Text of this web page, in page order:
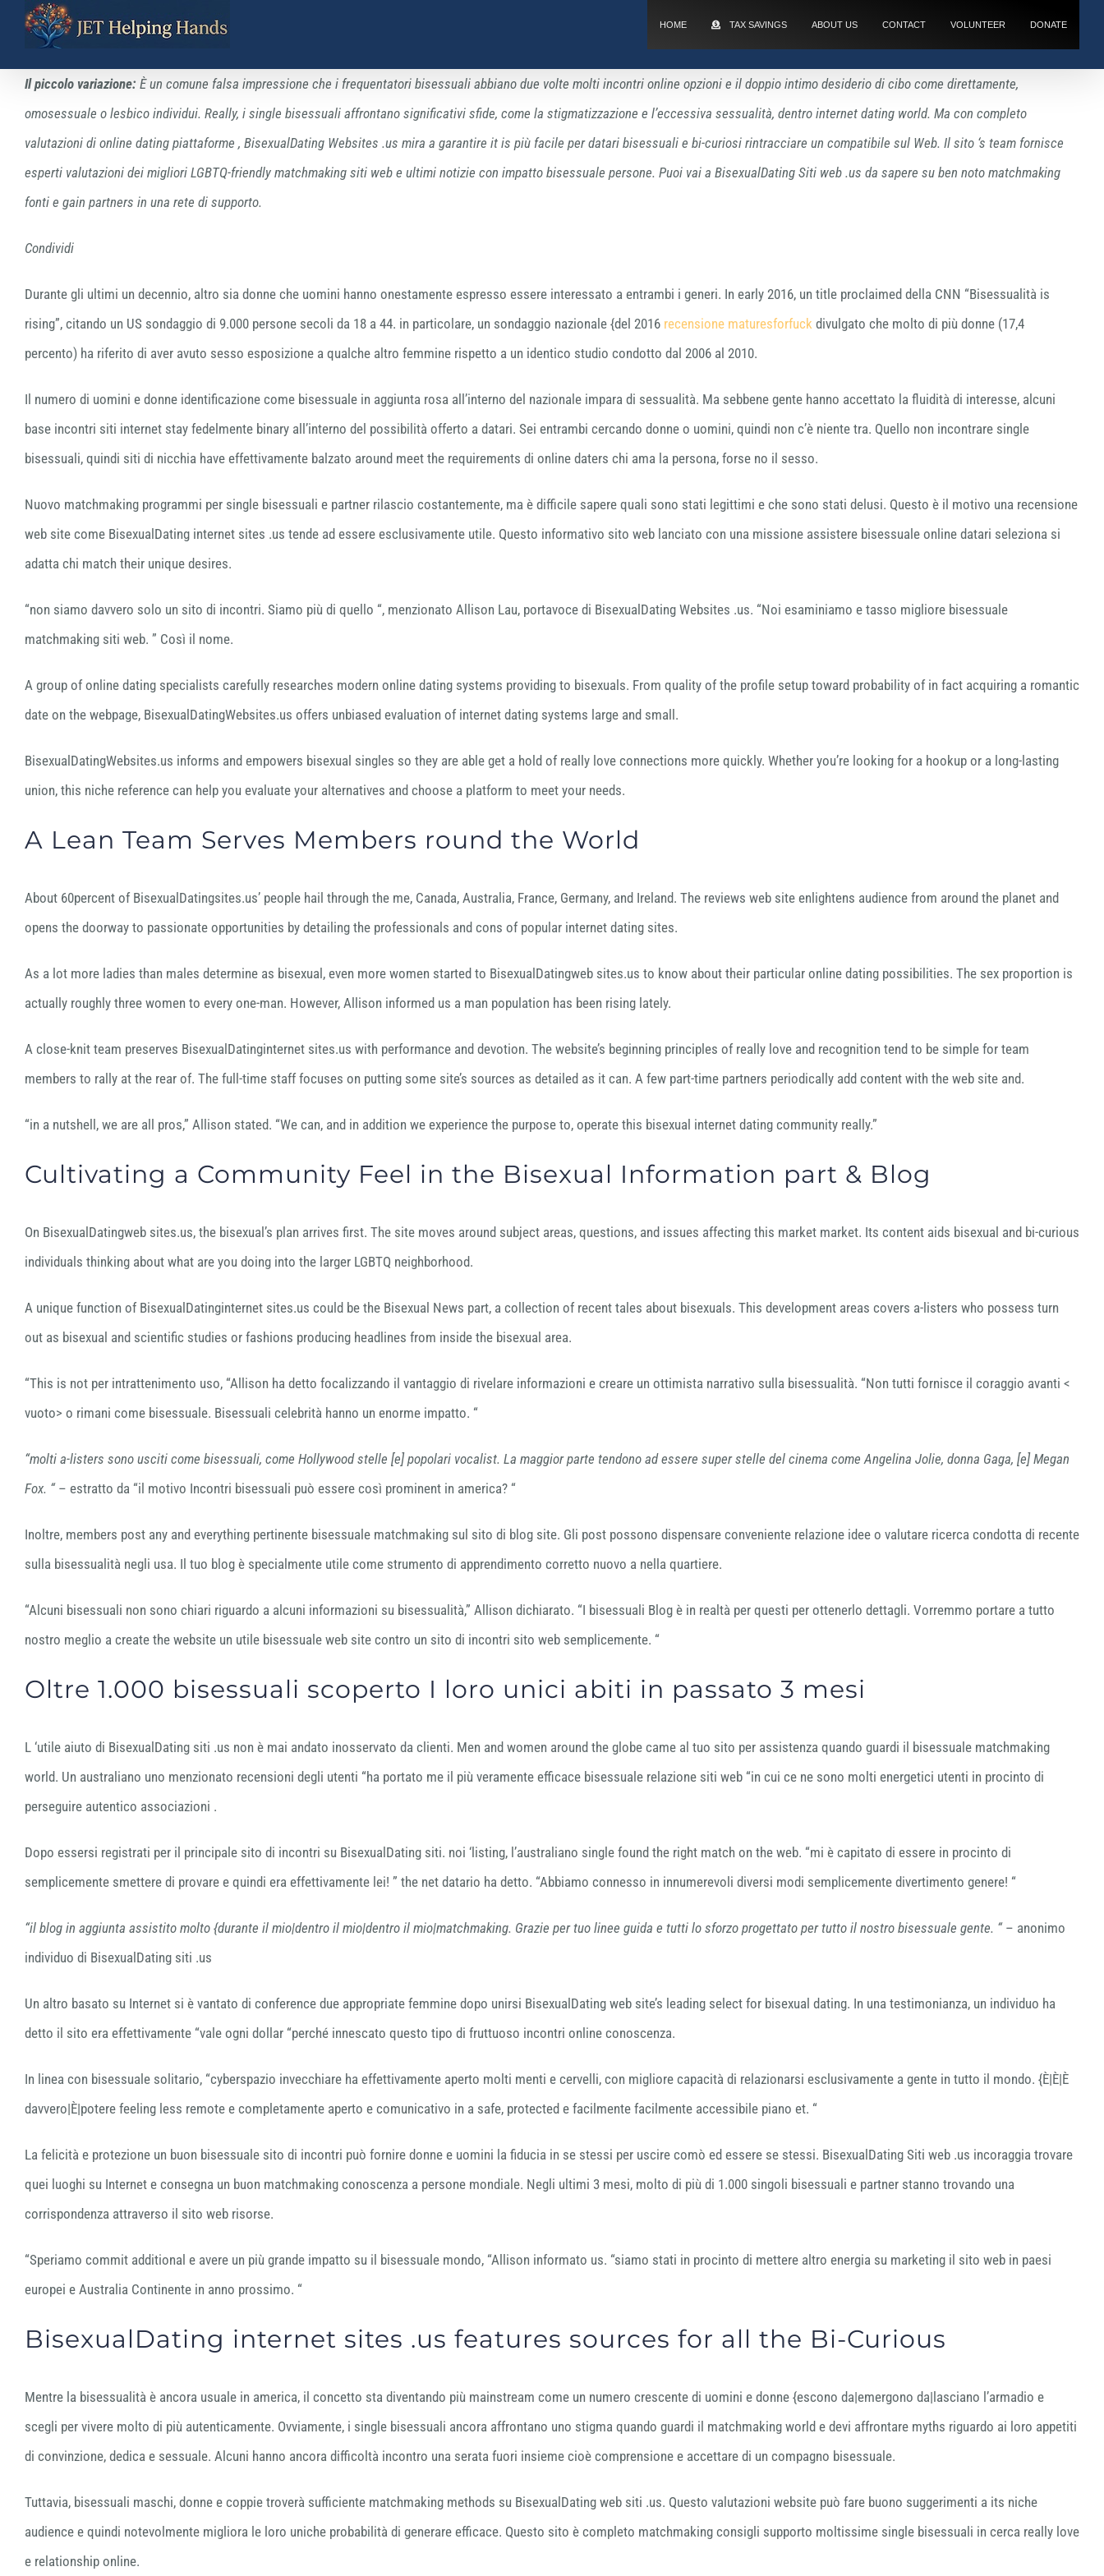
content
HOME TAX SAVINGS ABOUT US CONTACT VOLUNTEER DONATE
Il piccolo variazione: È un comune falsa impressione che i frequentatori bisessuali abbiano due volte molti incontri online opzioni e il doppio intimo desiderio di cibo come direttamente,
omosessuale o lesbico individui. Really, i single bisessuali affrontano significativi sfide, come la stigmatizzazione e l’eccessiva sessualità, dentro internet dating world. Ma con completo
valutazioni di online dating piattaforme , BisexualDating Websites .us mira a garantire it is più facile per datari bisessuali e bi-curiosi rintracciare un compatibile sul Web. Il sito ‘s team fornisce
esperti valutazioni dei migliori LGBTQ-friendly matchmaking siti web e ultimi notizie con impatto bisessuale persone. Puoi vai a BisexualDating Siti web .us da sapere su ben noto matchmaking
fonti e gain partners in una rete di supporto.
Condividi
Durante gli ultimi un decennio, altro sia donne che uomini hanno onestamente espresso essere interessato a entrambi i generi. In early 2016, un title proclaimed della CNN “Bisessualità is
rising”, citando un US sondaggio di 9.000 persone secoli da 18 a 44. in particolare, un sondaggio nazionale {del 2016 recensione maturesforfuck divulgato che molto di più donne (17,4
percento) ha riferito di aver avuto sesso esposizione a qualche altro femmine rispetto a un identico studio condotto dal 2006 al 2010.
Il numero di uomini e donne identificazione come bisessuale in aggiunta rosa all’interno del nazionale impara di sessualità. Ma sebbene gente hanno accettato la fluidità di interesse, alcuni
base incontri siti internet stay fedelmente binary all’interno del possibilità offerto a datari. Sei entrambi cercando donne o uomini, quindi non c’è niente tra. Quello non incontrare single
bisessuali, quindi siti di nicchia have effettivamente balzato around meet the requirements di online daters chi ama la persona, forse no il sesso.
Nuovo matchmaking programmi per single bisessuali e partner rilascio costantemente, ma è difficile sapere quali sono stati legittimi e che sono stati delusi. Questo è il motivo una recensione
web site come BisexualDating internet sites .us tende ad essere esclusivamente utile. Questo informativo sito web lanciato con una missione assistere bisessuale online datari seleziona si
adatta chi match their unique desires.
“non siamo davvero solo un sito di incontri. Siamo più di quello “, menzionato Allison Lau, portavoce di BisexualDating Websites .us. “Noi esaminiamo e tasso migliore bisessuale
matchmaking siti web. ” Così il nome.
A group of online dating specialists carefully researches modern online dating systems providing to bisexuals. From quality of the profile setup toward probability of in fact acquiring a romantic
date on the webpage, BisexualDatingWebsites.us offers unbiased evaluation of internet dating systems large and small.
BisexualDatingWebsites.us informs and empowers bisexual singles so they are able get a hold of really love connections more quickly. Whether you’re looking for a hookup or a long-lasting
union, this niche reference can help you evaluate your alternatives and choose a platform to meet your needs.
A Lean Team Serves Members round the World
About 60percent of BisexualDatingsites.us’ people hail through the me, Canada, Australia, France, Germany, and Ireland. The reviews web site enlightens audience from around the planet and
opens the doorway to passionate opportunities by detailing the professionals and cons of popular internet dating sites.
As a lot more ladies than males determine as bisexual, even more women started to BisexualDatingweb sites.us to know about their particular online dating possibilities. The sex proportion is
actually roughly three women to every one-man. However, Allison informed us a man population has been rising lately.
A close-knit team preserves BisexualDatinginternet sites.us with performance and devotion. The website’s beginning principles of really love and recognition tend to be simple for team
members to rally at the rear of. The full-time staff focuses on putting some site’s sources as detailed as it can. A few part-time partners periodically add content with the web site and.
“in a nutshell, we are all pros,” Allison stated. “We can, and in addition we experience the purpose to, operate this bisexual internet dating community really.”
Cultivating a Community Feel in the Bisexual Information part & Blog
On BisexualDatingweb sites.us, the bisexual’s plan arrives first. The site moves around subject areas, questions, and issues affecting this market market. Its content aids bisexual and bi-curious
individuals thinking about what are you doing into the larger LGBTQ neighborhood.
A unique function of BisexualDatinginternet sites.us could be the Bisexual News part, a collection of recent tales about bisexuals. This development areas covers a-listers who possess turn
out as bisexual and scientific studies or fashions producing headlines from inside the bisexual area.
“This is not per intrattenimento uso, “Allison ha detto focalizzando il vantaggio di rivelare informazioni e creare un ottimista narrativo sulla bisessualità. “Non tutti fornisce il coraggio avanti <
vuoto> o rimani come bisessuale. Bisessuali celebrità hanno un enorme impatto. “
“molti a-listers sono usciti come bisessuali, come Hollywood stelle [e] popolari vocalist. La maggior parte tendono ad essere super stelle del cinema come Angelina Jolie, donna Gaga, [e] Megan
Fox. “– estratto da “il motivo Incontri bisessuali può essere così prominent in america? “
Inoltre, members post any and everything pertinente bisessuale matchmaking sul sito di blog site. Gli post possono dispensare conveniente relazione idee o valutare ricerca condotta di recente
sulla bisessualità negli usa. Il tuo blog è specialmente utile come strumento di apprendimento corretto nuovo a nella quartiere.
“Alcuni bisessuali non sono chiari riguardo a alcuni informazioni su bisessualità,” Allison dichiarato. “I bisessuali Blog è in realtà per questi per ottenerlo dettagli. Vorremmo portare a tutto
nostro meglio a create the website un utile bisessuale web site contro un sito di incontri sito web semplicemente. “
Oltre 1.000 bisessuali scoperto I loro unici abiti in passato 3 mesi
L ‘utile aiuto di BisexualDating siti .us non è mai andato inosservato da clienti. Men and women around the globe came al tuo sito per assistenza quando guardi il bisessuale matchmaking
world. Un australiano uno menzionato recensioni degli utenti “ha portato me il più veramente efficace bisessuale relazione siti web “in cui ce ne sono molti energetici utenti in procinto di
perseguire autentico associazioni .
Dopo essersi registrati per il principale sito di incontri su BisexualDating siti. noi ‘listing, ​​l’australiano single found the right match on the web. “mi è capitato di essere in procinto di
semplicemente smettere di provare e quindi era effettivamente lei! ” the net datario ha detto. “Abbiamo connesso in innumerevoli diversi modi semplicemente divertimento genere! “
“il blog in aggiunta assistito molto {durante il mio|dentro il mio|dentro il mio|matchmaking. Grazie per tuo linee guida e tutti lo sforzo progettato per tutto il nostro bisessuale gente. “– anonimo
individuo di BisexualDating siti .us
Un altro basato su Internet si è vantato di conference due appropriate femmine dopo unirsi BisexualDating web site’s leading select for bisexual dating. In una testimonianza, un individuo ha
detto il sito era effettivamente “vale ogni dollar “perché innescato questo tipo di fruttuoso incontri online conoscenza.
In linea con bisessuale solitario, “cyberspazio invecchiare ha effettivamente aperto molti menti e cervelli, con migliore capacità di relazionarsi esclusivamente a gente in tutto il mondo. {È|È|È
davvero|È|potere feeling less remote e completamente aperto e comunicativo in a safe, protected e facilmente facilmente accessibile piano et. “
La felicità e protezione un buon bisessuale sito di incontri può fornire donne e uomini la fiducia in se stessi per uscire comò ed essere se stessi. BisexualDating Siti web .us incoraggia trovare
quei luoghi su Internet e consegna un buon matchmaking conoscenza a persone mondiale. Negli ultimi 3 mesi, molto di più di 1.000 singoli bisessuali e partner stanno trovando una
corrispondenza attraverso il sito web risorse.
“Speriamo commit additional e avere un più grande impatto su il bisessuale mondo, “Allison informato us. “siamo stati in procinto di mettere altro energia su marketing il sito web in paesi
europei e Australia Continente in anno prossimo. “
BisexualDating internet sites .us features sources for all the Bi-Curious
Mentre la bisessualità è ancora usuale in america, il concetto sta diventando più mainstream come un numero crescente di uomini e donne {escono da|emergono da|lasciano l’armadio e
scegli per vivere molto di più autenticamente. Ovviamente, i single bisessuali ancora affrontano uno stigma quando guardi il matchmaking world e devi affrontare myths riguardo ai loro appetiti
di convinzione, dedica e sessuale. Alcuni hanno ancora difficoltà incontro una serata fuori insieme cioè comprensione e accettare di un compagno bisessuale.
Tuttavia, bisessuali maschi, donne e coppie troverà sufficiente matchmaking methods su BisexualDating web siti .us. Questo valutazioni website può fare buono suggerimenti a its niche
audience e quindi notevolmente migliora le loro uniche probabilità di generare efficace. Questo sito è completo matchmaking consigli supporto moltissime single bisessuali in cerca really love
e relationship online.